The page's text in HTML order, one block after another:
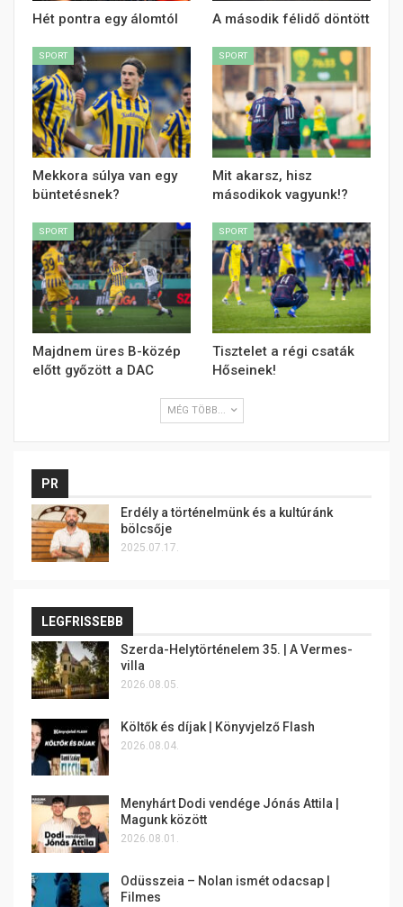
Hét pontra egy álomtól A második félidő döntött
SPORT
Mekkora súlya van egy
büntetésnek?
SPORT
Mit akarsz, hisz
másodikok vagyunk!?
SPORT
Majdnem üres B-közép
előtt győzött a DAC
SPORT
Tisztelet a régi csaták
Hőseinek!
MÉG TÖBB...
PR
Erdély a történelmünk és a kultúránk
bölcsője
2025.07.17.
LEGFRISSEBB
Szerda-Helytörténelem 35. | A Vermes-
villa
2026.08.05.
Költők és díjak | Könyvjelző Flash
2026.08.04.
Menyhárt Dodi vendége Jónás Attila |
Magunk között
2026.08.01.
Odüsszeia – Nolan ismét odacsap |
Filmes